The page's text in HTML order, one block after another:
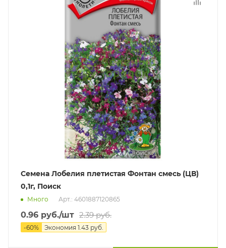
Семена Лобелия плетистая Фонтан смесь (ЦВ)
0,1г, Поиск
Много Арт.: 4601887120865
0.96 руб./шт 2.39руб.
-60% Экономия 1.43 руб.